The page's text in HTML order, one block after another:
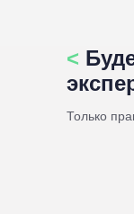
<
Только